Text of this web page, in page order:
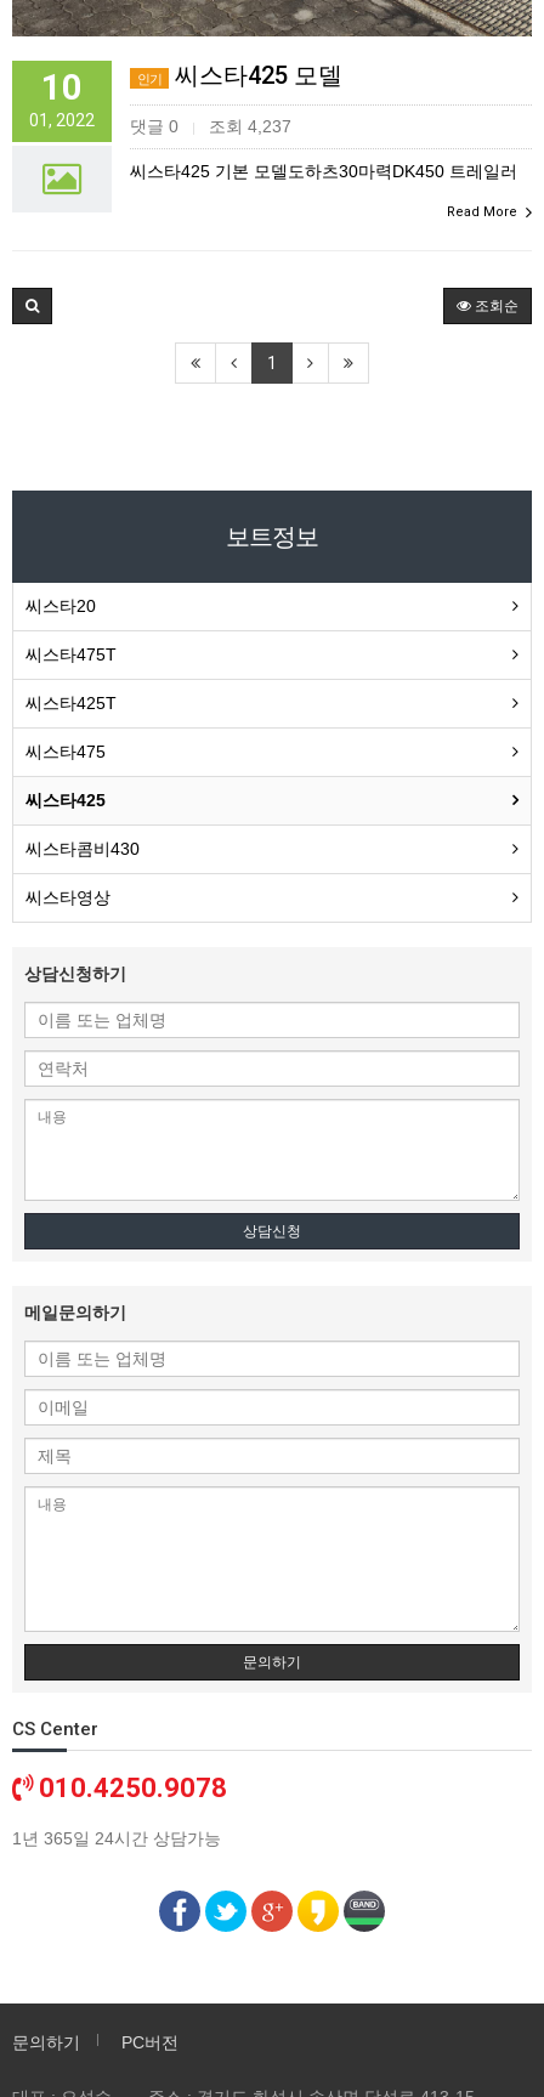
10
01, 2022
인기 씨스타425 모델
댓글 0 | 조회 4,237
씨스타425 기본 모델도하츠30마력DK450 트레일러
Read More
조회순
1
보트정보
씨스타20
씨스타475T
씨스타425T
씨스타475
씨스타425
씨스타콤비430
씨스타영상
상담신청하기
상담신청
메일문의하기
문의하기
CS Center
010.4250.9078
1년 365일 24시간 상담가능
문의하기 PC버전